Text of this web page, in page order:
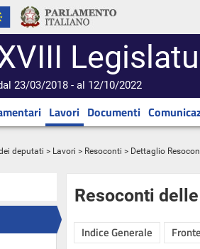
23/03/2018 - al 12/10/2022
Lavori Documenti
deputati > Lavori > Resoconti > Dettaglio
Resoconti
Indice Generale